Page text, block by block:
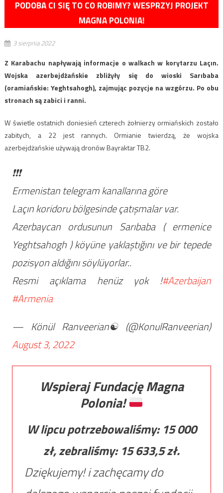
PODOBA CI SIĘ TO CO ROBIMY? WESPRZYJ PROJEKT
MAGNA POLONIA!
3 sierpnia 2022
Z Karabachu napływają informacje o walkach w korytarzu Laçın.
Wojska azerbejdżańskie zbliżyły się do wioski Sarıbaba
(oramiańskie: Yeghtsahogh), zajmując pozycje na wzgórzu. Po obu
stronach są zabici i ranni.
W świetle ostatnich doniesień czterech żołnierzy ormiańskich zostało
zabitych, a 22 jest rannych. Ormianie twierdzą, że wojska
azerbejdżańskie używają dronów Bayraktar TB2.
❗❗❗
Ermenistan telegram kanallarına göre
Laçın koridoru bölgesinde çatışmalar var.
Azerbaycan ordusunun Sarıbaba ( ermenice
Yeghtsahogh ) köyüne yaklaştığını ve bir tepede
pozisyon aldığını söylüyorlar..
Resmi açıklama henüz yok !#Azerbaijan
#Armenia
— Könül Ranveerian☯ (@KonulRanveerian)
August 3, 2022
Wspieraj Fundację Magna
Polonia!
W lipcu potrzebowaliśmy: 15 000
zł, zebraliśmy: 15 633,5zł.
Dziękujemy! i zachęcamy do